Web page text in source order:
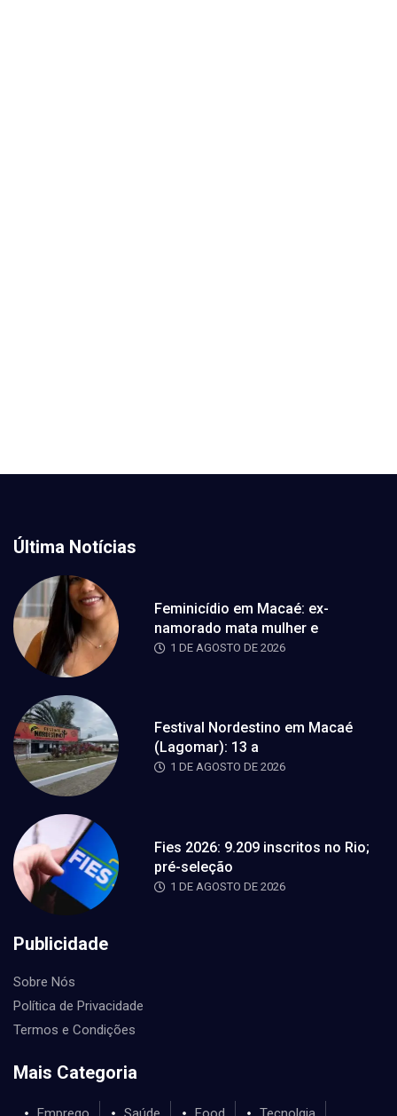
Última Notícias
Feminicídio em Macaé: ex-
namorado mata mulher e
1 DE AGOSTO DE 2026
Festival Nordestino em Macaé
(Lagomar): 13 a
1 DE AGOSTO DE 2026
Fies 2026: 9.209 inscritos no Rio;
pré-seleção
1 DE AGOSTO DE 2026
Publicidade
Sobre Nós
Política de Privacidade
Termos e Condições
Mais Categoria